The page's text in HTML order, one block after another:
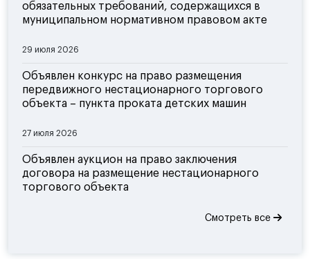
обязательных требований, содержащихся в
муниципальном нормативном правовом акте
29 июля 2026
Объявлен конкурс на право размещения
передвижного нестационарного торгового
объекта – пункта проката детских машин
27 июля 2026
Объявлен аукцион на право заключения
договора на размещение нестационарного
торгового объекта
Смотреть все